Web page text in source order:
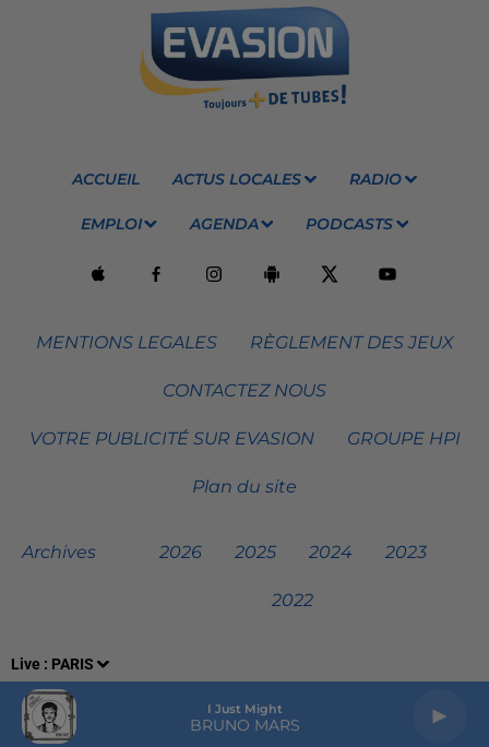
Live : PARIS
I Just Might
BRUNO MARS
ACCUEIL ACTUS LOCALES RADIO
EMPLOI AGENDA PODCASTS
MENTIONS LEGALES RÈGLEMENT DES JEUX
CONTACTEZ NOUS
VOTRE PUBLICITÉ SUR EVASION GROUPE HPI
Plan du site
Archives 2026 2025 2024 2023
2022